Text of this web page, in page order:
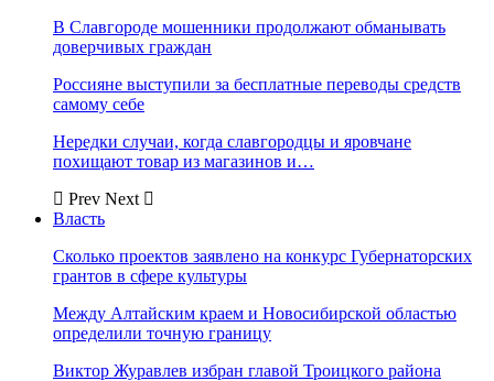
В Славгороде мошенники продолжают обманывать
доверчивых граждан
Россияне выступили за бесплатные переводы средств
самому себе
Нередки случаи, когда славгородцы и яровчане
похищают товар из магазинов и…
Prev Next
Власть
Сколько проектов заявлено на конкурс Губернаторских
грантов в сфере культуры
Между Алтайским краем и Новосибирской областью
определили точную границу
Виктор Журавлев избран главой Троицкого района